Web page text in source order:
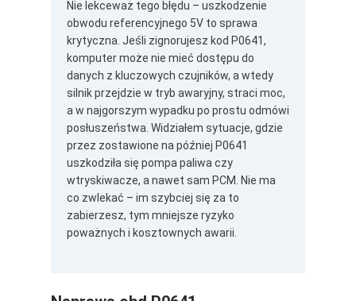
Nie lekceważ tego błędu – uszkodzenie
obwodu referencyjnego 5V to sprawa
krytyczna. Jeśli zignorujesz kod P0641,
komputer może nie mieć dostępu do
danych z kluczowych czujników, a wtedy
silnik przejdzie w tryb awaryjny, straci moc,
a w najgorszym wypadku po prostu odmówi
posłuszeństwa. Widziałem sytuacje, gdzie
przez zostawione na później P0641
uszkodziła się pompa paliwa czy
wtryskiwacze, a nawet sam PCM. Nie ma
co zwlekać – im szybciej się za to
zabierzesz, tym mniejsze ryzyko
poważnych i kosztownych awarii.